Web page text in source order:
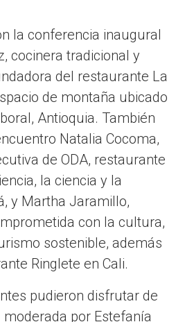
la conferencia inaugural
cocinera tradicional y
del restaurante La
de montaña ubicado
Antioquia. También
Natalia Cocoma,
de ODA, restaurante
la ciencia y la
y Martha Jaramillo,
con la cultura,
sostenible, además
Ringlete en Cali.
pudieron disfrutar de
por Estefanía